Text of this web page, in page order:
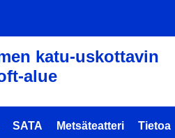
katu-uskottavin
alue
SATA Metsäteatteri Tietoa